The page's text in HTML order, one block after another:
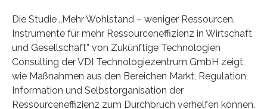
Die Studie „Mehr Wohlstand – weniger Ressourcen.
Instrumente für mehr Ressourceneffizienz in Wirtschaft
und Gesellschaft” von Zukünftige Technologien
Consulting der VDI Technologiezentrum GmbH zeigt,
wie Maßnahmen aus den Bereichen Markt, Regulation,
Information und Selbstorganisation der
Ressourceneffizienz zum Durchbruch verhelfen können.